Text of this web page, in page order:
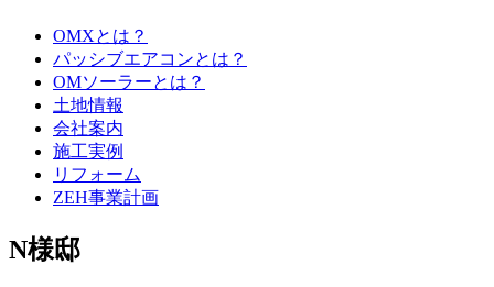
OMXとは？
パッシブエアコンとは？
OMソーラーとは？
土地情報
会社案内
施工実例
リフォーム
ZEH事業計画
N様邸